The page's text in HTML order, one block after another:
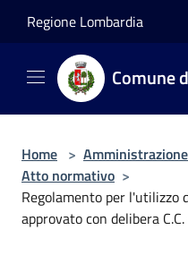
Regione Lombardia
Comune
Home > Amministrazione
Atto normativo >
Regolamento per l'utilizzo
approvato con delibera